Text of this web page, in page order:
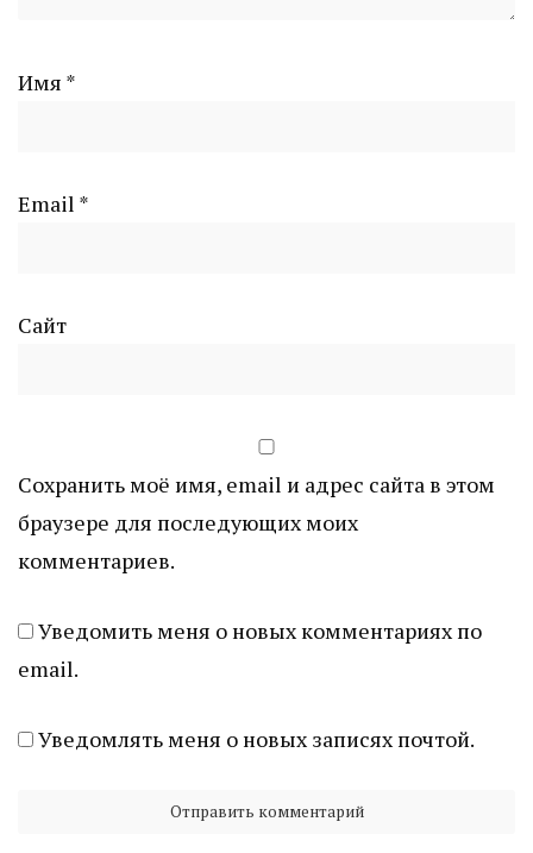
Имя *
Email *
Сайт
Сохранить моё имя, email и адрес сайта в этом
браузере для последующих моих
комментариев.
Уведомить меня о новых комментариях по
email.
Уведомлять меня о новых записях почтой.